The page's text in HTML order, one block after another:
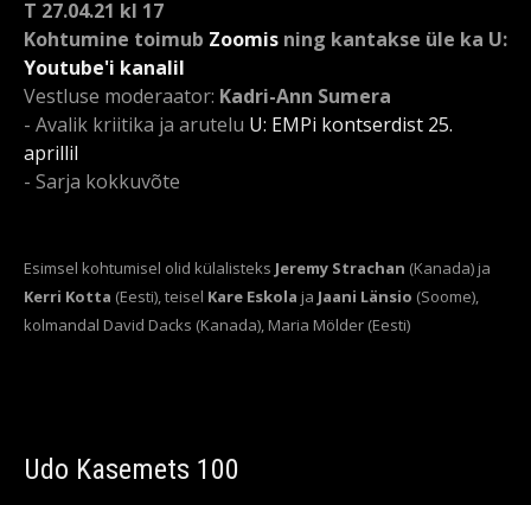
T 27.04.21 kl 17
Kohtumine toimub Zoomis ning kantakse üle ka U:
Youtube'i kanalil
Vestluse moderaator: Kadri-Ann Sumera
- Avalik kriitika ja arutelu U: EMPi kontserdist 25.
aprillil
- Sarja kokkuvõte
Esimsel kohtumisel olid külalisteks Jeremy Strachan (Kanada) ja
Kerri Kotta (Eesti), teisel Kare Eskola ja Jaani Länsio (Soome),
kolmandal David Dacks (Kanada), Maria Mölder (Eesti)
Udo Kasemets 100